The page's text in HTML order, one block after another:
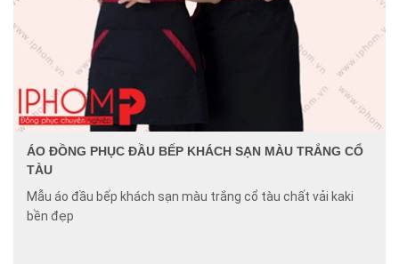
ÁO ĐỒNG PHỤC ĐẦU BẾP KHÁCH SẠN MÀU TRẮNG CỔ
TÀU
Mẫu áo đầu bếp khách sạn màu trắng cổ tàu chất vải kaki
bền đẹp